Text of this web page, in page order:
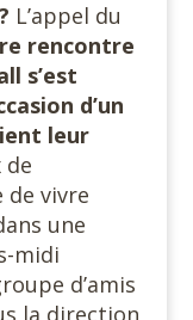
L’appel du
rencontre
s’est
d’un
leur
de vivre
une
midi
d’amis
la direction